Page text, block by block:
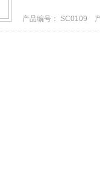
产品编号： SC0109